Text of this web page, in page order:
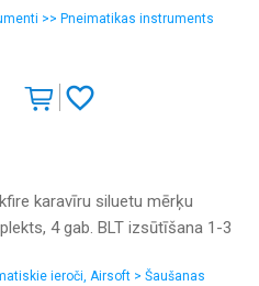
>> Pneimatikas instruments
karavīru siluetu mērķu
4 gab. BLT izsūtīšana 1-3
ieroči, Airsoft > Šaušanas